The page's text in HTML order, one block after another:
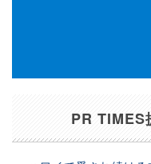
PR TIMES